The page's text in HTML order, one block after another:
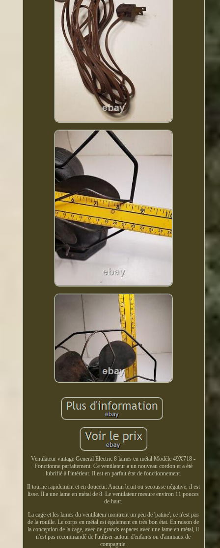
Ventilateur vintage General Electric 8 lames en métal Modèle 49X718 -
Fonctionne parfaitement. Ce ventilateur a un nouveau cordon et a été
lubrifié à l'intérieur. Il est en parfait état de fonctionnement.
Il tourne rapidement et en douceur. Aucun bruit ou secousse négative, il est
lisse. Il a une lame en métal de 8. Le ventilateur mesure environ 11 pouces
de haut.
La cage et les lames du ventilateur montrent un peu de 'patine', ce n'est pas
de la rouille. Le corps en métal est également en très bon état. En raison de
la conception de la cage, avec de grands espaces avec une lame en métal, il
n'est pas recommandé de l'utiliser autour d'enfants ou d'animaux de
compagnie.